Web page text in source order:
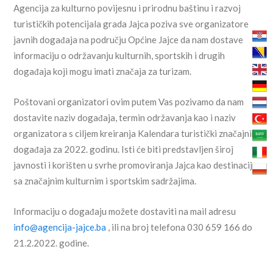
Agencija za kulturno povijesnu i prirodnu baštinu i razvoj
turističkih potencijala grada Jajca poziva sve organizatore
javnih događaja na području Općine Jajce da nam dostave
informaciju o održavanju kulturnih, sportskih i drugih
događaja koji mogu imati značaja za turizam.
Poštovani organizatori ovim putem Vas pozivamo da nam
dostavite naziv događaja, termin održavanja kao i naziv
organizatora s ciljem kreiranja Kalendara turistički značajnih
događaja za 2022. godinu. Isti će biti predstavljen široj
javnosti i korišten u svrhe promoviranja Jajca kao destinacije
sa značajnim kulturnim i sportskim sadržajima.
Informaciju o događaju možete dostaviti na mail adresu
info@agencija-jajce.ba , ili na broj telefona 030 659 166 do
21.2.2022. godine.